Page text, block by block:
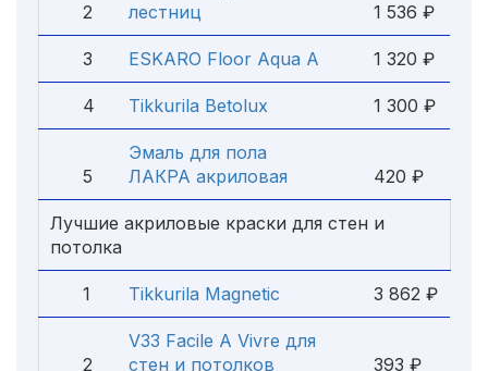
2
лестниц
1 536 ₽
3 ESKARO Floor Aqua А 1 320 ₽
4 Tikkurila Betolux 1 300 ₽
5
Эмаль для пола
ЛАКРА акриловая
420 ₽
Лучшие акриловые краски для стен и
потолка
1 Tikkurila Magnetic 3 862 ₽
2
V33 Facile A Vivre для
стен и потолков
393 ₽